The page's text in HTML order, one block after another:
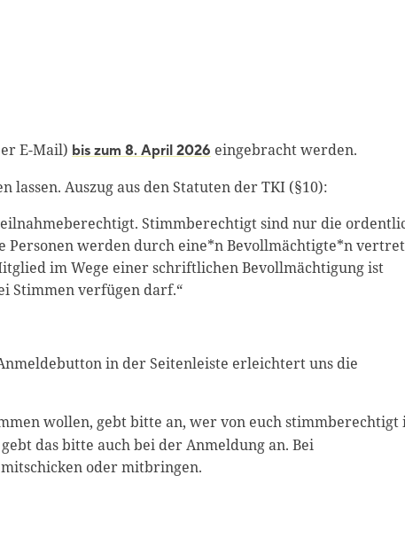
E-Mail) bis zum 8. April 2026 eingebracht werden.
Auszug aus den Statuten der TKI (§10):
Stimmberechtigt sind nur die
Personen werden durch eine*n Bevollmächtigte*n
im Wege einer schriftlichen Bevollmächtigung ist
Stimmen verfügen darf.“
in der Seitenleiste erleichtert uns die
wollen, gebt bitte an, wer von euch stimmberechtigt
das bitte auch bei der Anmeldung an. Bei
oder mitbringen.